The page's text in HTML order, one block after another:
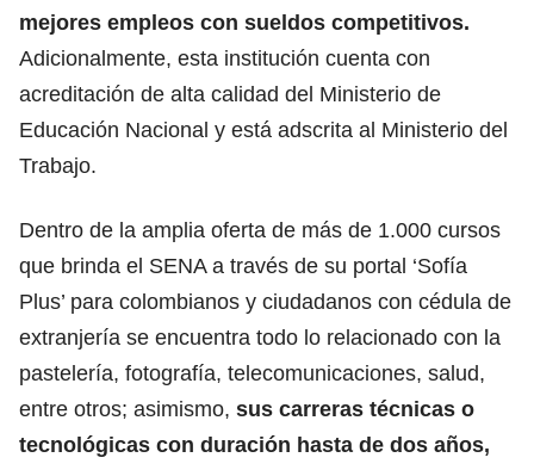
mejores empleos con sueldos competitivos.
Adicionalmente, esta institución cuenta con
acreditación de alta calidad del Ministerio de
Educación Nacional y está adscrita al Ministerio del
Trabajo.
Dentro de la amplia oferta de más de 1.000 cursos
que brinda el SENA a través de su portal ‘Sofía
Plus’ para colombianos y ciudadanos con cédula de
extranjería se encuentra todo lo relacionado con la
pastelería, fotografía, telecomunicaciones, salud,
entre otros; asimismo, sus carreras técnicas o
tecnológicas con duración hasta de dos años,